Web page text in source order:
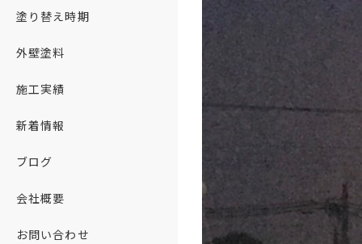
塗り替え時期
外壁塗料
施工実績
新着情報
ブログ
会社概要
お問い合わせ